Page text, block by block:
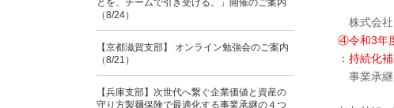
共同出
株式会社
④令和3年
：持続化
事業承継
とを、チームで引き受ける。」開催のご案内
（8/24）
【京都滋賀支部】 オンライン勉強会のご案内
（8/21）
【兵庫支部】次世代へ繋ぐ企業価値と資産の
守り方製麺保険で最適化する事業承継の４つ